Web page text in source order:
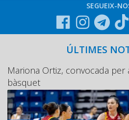
SEGUEIX-
ÚLTIMES
Mariona Ortiz, convocada
bàsquet